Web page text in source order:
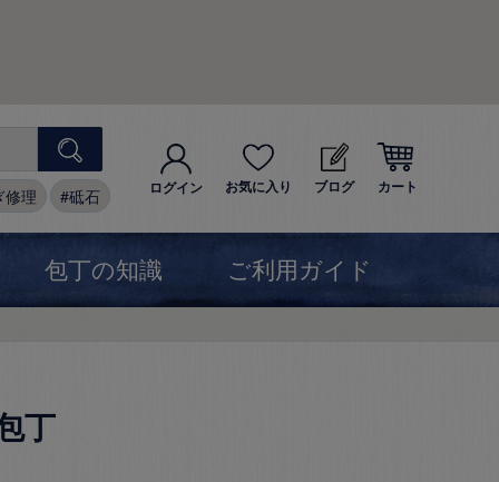
修理 砥石 ログイン お気に入り ブログ カート
包丁の知識 ご利用ガイド
丁